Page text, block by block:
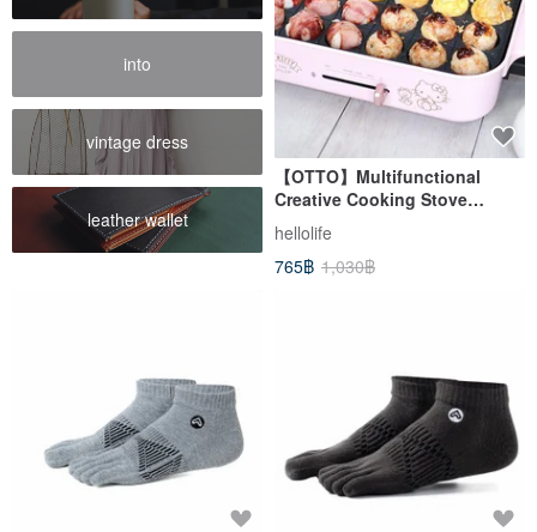
into
vintage dress
leather wallet
【OTTO】Multifunctional
Creative Cooking Stove
Replacement Plate-Octopus
Grilling Plate (The product
does not include the host)
hellolife
765฿ 1,030฿